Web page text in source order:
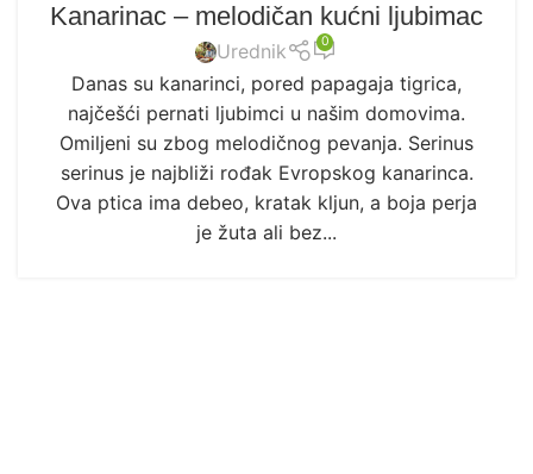
Kanarinac – melodičan kućni ljubimac
Urednik 0
Danas su kanarinci, pored papagaja tigrica,
najčešći pernati ljubimci u našim domovima.
Omiljeni su zbog melodičnog pevanja. Serinus
serinus je najbliži rođak Evropskog kanarinca.
Ova ptica ima debeo, kratak kljun, a boja perja
je žuta ali bez...